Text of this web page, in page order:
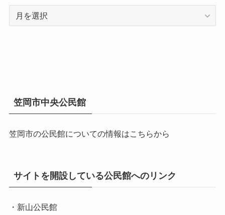
笠岡市中央公民館
笠岡市の公民館についての情報はこちらから
サイトを開設している公民館へのリンク
・新山公民館